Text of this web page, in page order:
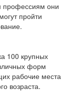
профессиям они
пройти
100 крупных
форм
рабочие места
возраста.